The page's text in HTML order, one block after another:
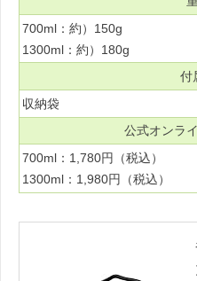
700ml：約）150g
1300ml：約）180g
付
収納袋
公式オンラ
700ml：1,780円（税込）
1300ml：1,980円（税込）